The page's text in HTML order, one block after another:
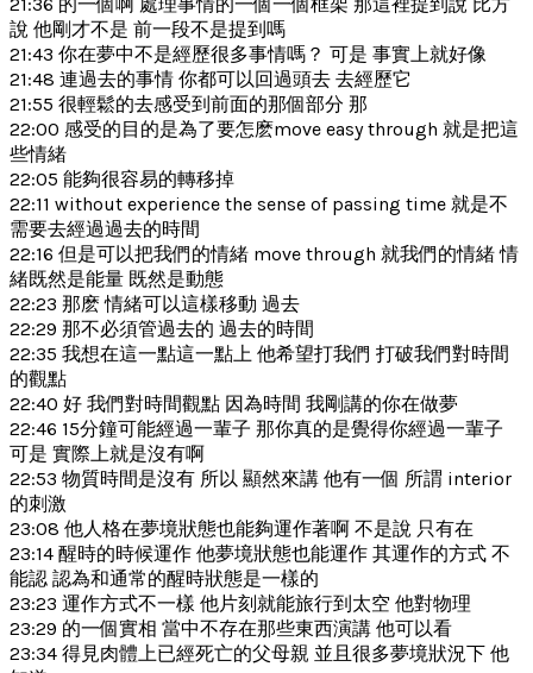
說 他剛才不是 前一段不是提到嗎
21:43 你在夢中不是經歷很多事情嗎？ 可是 事實上就好像
21:48 連過去的事情 你都可以回過頭去 去經歷它
21:55 很輕鬆的去感受到前面的那個部分 那
22:00 感受的目的是為了要怎麽move easy through 就是把這
些情緒
22:05 能夠很容易的轉移掉
22:11 without experience the sense of passing time 就是不
需要去經過過去的時間
22:16 但是可以把我們的情緒 move through 就我們的情緒 情
緒既然是能量 既然是動態
22:23 那麽 情緒可以這樣移動 過去
22:29 那不必須管過去的 過去的時間
22:35 我想在這一點這一點上 他希望打我們 打破我們對時間
的觀點
22:40 好 我們對時間觀點 因為時間 我剛講的你在做夢
22:46 15分鐘可能經過一輩子 那你真的是覺得你經過一輩子
可是 實際上就是沒有啊
22:53 物質時間是沒有 所以 顯然來講 他有一個 所謂 interior
的刺激
23:08 他人格在夢境狀態也能夠運作著啊 不是說 只有在
23:14 醒時的時候運作 他夢境狀態也能運作 其運作的方式 不
能認 認為和通常的醒時狀態是一樣的
23:23 運作方式不一樣 他片刻就能旅行到太空 他對物理
23:29 的一個實相 當中不存在那些東西演講 他可以看
23:34 得見肉體上已經死亡的父母親 並且很多夢境狀況下 他